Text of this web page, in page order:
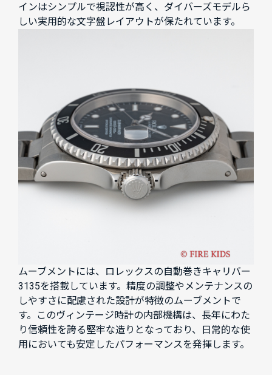
インはシンプルで視認性が高く、ダイバーズモデルら
しい実用的な文字盤レイアウトが保たれています。
ムーブメントには、ロレックスの自動巻きキャリバー
3135を搭載しています。精度の調整やメンテナンスの
しやすさに配慮された設計が特徴のムーブメントで
す。このヴィンテージ時計の内部機構は、長年にわた
り信頼性を誇る堅牢な造りとなっており、日常的な使
用においても安定したパフォーマンスを発揮します。